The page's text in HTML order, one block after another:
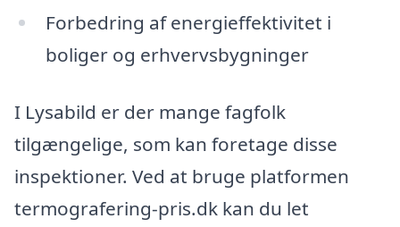
Forbedring af energieffektivitet i
boliger og erhvervsbygninger
I Lysabild er der mange fagfolk
tilgængelige, som kan foretage disse
inspektioner. Ved at bruge platformen
termografering-pris.dk kan du let